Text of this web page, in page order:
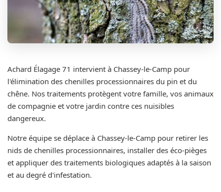
Achard Élagage 71 intervient à Chassey-le-Camp pour
l'élimination des chenilles processionnaires du pin et du
chêne. Nos traitements protègent votre famille, vos animaux
de compagnie et votre jardin contre ces nuisibles
dangereux.
Notre équipe se déplace à Chassey-le-Camp pour retirer les
nids de chenilles processionnaires, installer des éco-pièges
et appliquer des traitements biologiques adaptés à la saison
et au degré d'infestation.